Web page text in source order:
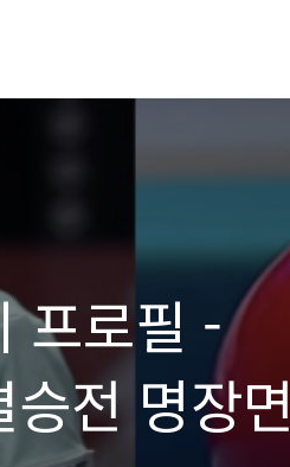
프로필 -
전 명장면